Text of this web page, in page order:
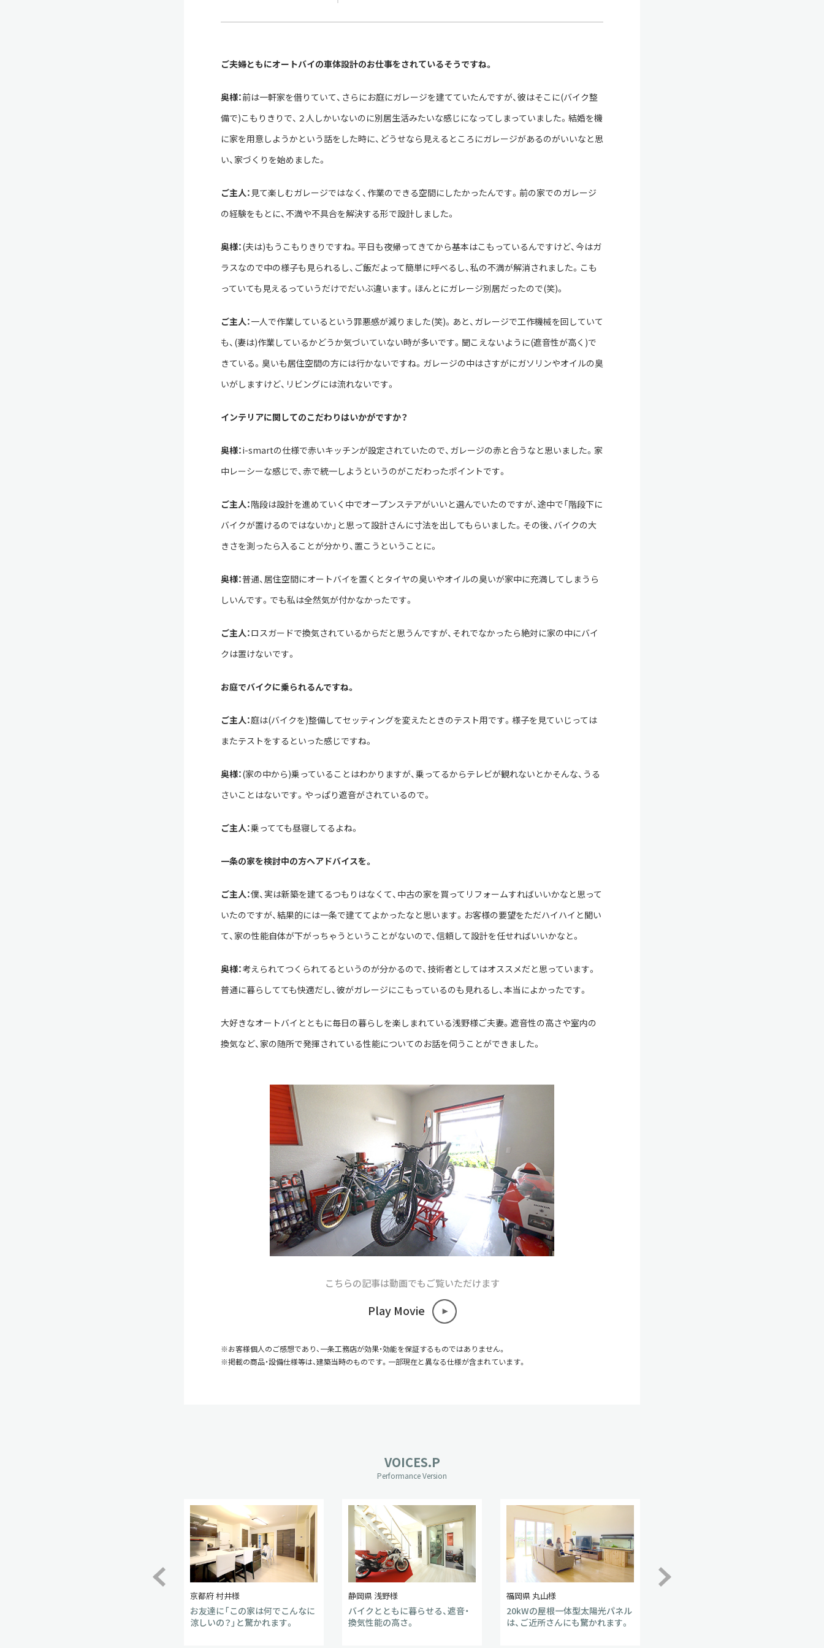
ご夫婦ともにオートバイの車体設計のお仕事をされているそうですね。
奥様：前は一軒家を借りていて、さらにお庭にガレージを建てていたんですが、彼はそこに(バイク整
備で)こもりきりで、２人しかいないのに別居生活みたいな感じになってしまっていました。結婚を機
に家を用意しようかという話をした時に、どうせなら見えるところにガレージがあるのがいいなと思
い、家づくりを始めました。
ご主人： 見て楽しむガレージではなく、作業のできる空間にしたかったんです。前の家でのガレージ
の経験をもとに、不満や不具合を解決する形で設計しました。
奥様：(夫は)もうこもりきりですね。平日も夜帰ってきてから基本はこもっているんですけど、今はガ
ラスなので中の様子も見られるし、ご飯だよって簡単に呼べるし、私の不満が解消されました。こも
っていても見えるっていうだけでだいぶ違います。ほんとにガレージ別居だったので(笑)。
ご主人：一人で作業しているという罪悪感が減りました(笑)。あと、ガレージで工作機械を回していて
も、(妻は)作業しているかどうか気づいていない時が多いです。聞こえないように(遮音性が高く)で
きている。臭いも居住空間の方には行かないですね。ガレージの中はさすがにガソリンやオイルの臭
いがしますけど、リビングには流れないです。
インテリアに関してのこだわりはいかがですか？
奥様：i-smartの仕様で赤いキッチンが設定されていたので、ガレージの赤と合うなと思いました。家
中レーシーな感じで、赤で統一しようというのがこだわったポイントです。
ご主人：階段は設計を進めていく中でオープンステアがいいと選んでいたのですが、途中で「階段下に
バイクが置けるのではないか」と思って設計さんに寸法を出してもらいました。その後、バイクの大
きさを測ったら入ることが分かり、置こうということに。
奥様：普通、居住空間にオートバイを置くとタイヤの臭いやオイルの臭いが家中に充満してしまうら
しいんです。でも私は全然気が付かなかったです。
ご主人：ロスガードで換気されているからだと思うんですが、それでなかったら絶対に家の中にバイ
クは置けないです。
お庭でバイクに乗られるんですね。
ご主人：庭は(バイクを)整備してセッティングを変えたときのテスト用です。様子を見ていじっては
またテストをするといった感じですね。
奥様：(家の中から)乗っていることはわかりますが、乗ってるからテレビが観れないとかそんな、うる
さいことはないです。やっぱり遮音がされているので。
ご主人：乗ってても昼寝してるよね。
一条の家を検討中の方へアドバイスを。
ご主人：僕、実は新築を建てるつもりはなくて、中古の家を買ってリフォームすればいいかなと思って
いたのですが、結果的には一条で建ててよかったなと思います。お客様の要望をただハイハイと聞い
て、家の性能自体が下がっちゃうということがないので、信頼して設計を任せればいいかなと。
奥様：考えられてつくられてるというのが分かるので、技術者としてはオススメだと思っています。
普通に暮らしてても快適だし、彼がガレージにこもっているのも見れるし、本当によかったです。
大好きなオートバイとともに毎日の暮らしを楽しまれている浅野様ご夫妻。遮音性の高さや室内の
換気など、家の随所で発揮されている性能についてのお話を伺うことができました。
こちらの記事は動画でもご覧いただけます
Play Movie
※お客様個人のご感想であり、一条工務店が効果・効能を保証するものではありません。
※掲載の商品・設備仕様等は、建築当時のものです。一部現在と異なる仕様が含まれています。
VOICES.P
Performance Version
京都府 村井様
お友達に「この家は何でこんなに
涼しいの？」と驚かれます。
静岡県 浅野様
バイクとともに暮らせる、遮音・
換気性能の高さ。
福岡県 丸山様
20kWの屋根一体型太陽光パネル
は、ご近所さんにも驚かれます。